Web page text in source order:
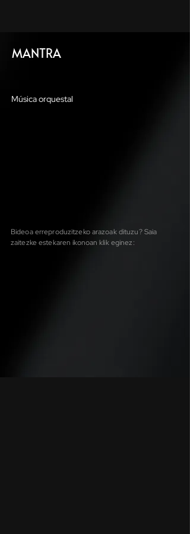
MANTRA
Música orquestal
Bideoa erreproduzitzeko arazoak dituzu? Saia
zaitezke estekaren ikonoan klik eginez: